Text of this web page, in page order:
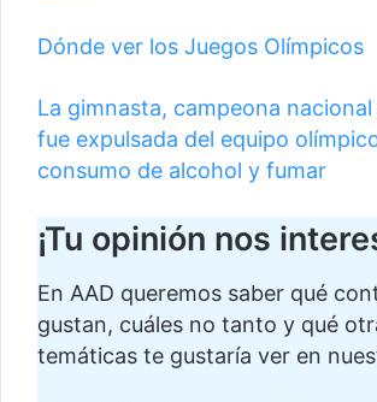
Dónde ver los Juegos Olímpicos
La gimnasta, campeona
fue expulsada del equipo
consumo de alcohol y fumar
¡Tu opinión nos
En AAD queremos saber qué
gustan, cuáles no tanto y qué
temáticas te gustaría ver en